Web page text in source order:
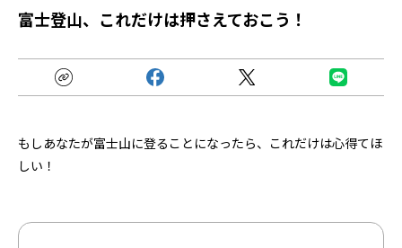
富士登山、これだけは押さえておこう！
もしあなたが富士山に登ることになったら、これだけは心得てほ
しい！